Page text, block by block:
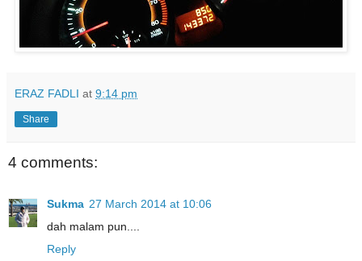
ERAZ FADLI at 9:14 pm
Share
4 comments:
Sukma 27 March 2014 at 10:06
dah malam pun....
Reply